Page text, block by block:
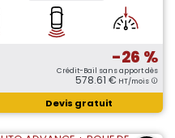
-26 %
Crédit-Bail sans apport dès
578.61 € HT/mois
Devis gratuit